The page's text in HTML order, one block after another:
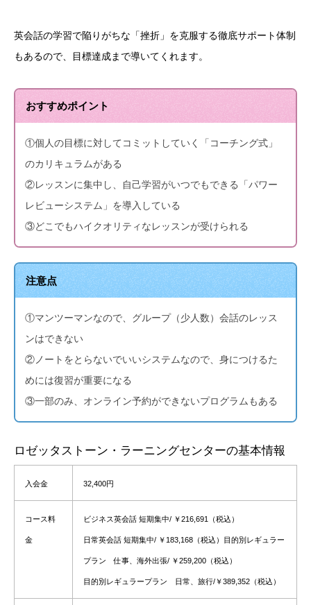
英会話の学習で陥りがちな「挫折」を克服する徹底サポート体制
もあるので、目標達成まで導いてくれます。
おすすめポイント
①個人の目標に対してコミットしていく「コーチング式」
のカリキュラムがある
②レッスンに集中し、自己学習がいつでもできる「パワー
レビューシステム」を導入している
③どこでもハイクオリティなレッスンが受けられる
注意点
①マンツーマンなので、グループ（少人数）会話のレッス
ンはできない
②ノートをとらないでいいシステムなので、身につけるた
めには復習が重要になる
③一部のみ、オンライン予約ができないプログラムもある
ロゼッタストーン・ラーニングセンターの基本情報
入会金 32,400円
コース料
金
ビジネス英会話 短期集中/ ￥216,691（税込）
日常英会話 短期集中/ ￥183,168（税込）目的別レギュラー
プラン 仕事、海外出張/ ￥259,200（税込）
目的別レギュラープラン 日常、旅行/￥389,352（税込）